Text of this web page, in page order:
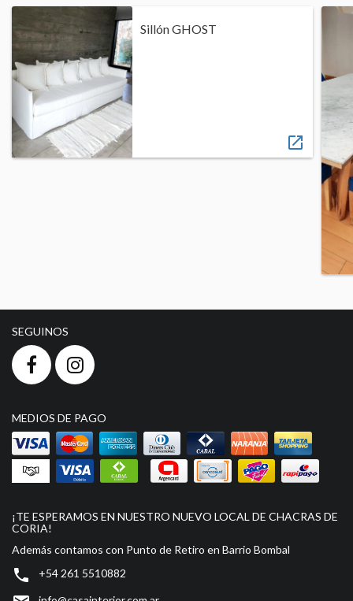
Sillón GHOST

SEGUINOS
MEDIOS DE PAGO
¡TE ESPERAMOS EN NUESTRO NUEVO LOCAL DE CHACRAS DE
CORIA!
Además contamos con Punto de Retiro en Barrio Bombal
 +54 261 5510882